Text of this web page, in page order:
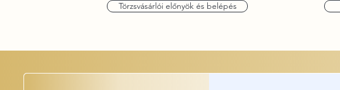
Törzsvásárlói előnyök és belépés